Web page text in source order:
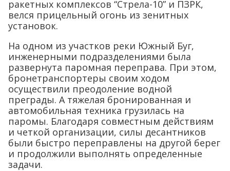
ракетных комплексов “Стрела-10” и ПЗРК,
велся прицельный огонь из зенитных
установок.
На одном из участков реки Южный Буг,
инженерными подразделениями была
развернута паромная переправа. При этом,
бронетранспортеры своим ходом
осуществили преодоление водной
преграды. А тяжелая бронированная и
автомобильная техника грузилась на
паромы. Благодаря совместным действиям
и четкой организации, силы десантников
были быстро переправлены на другой берег
и продолжили выполнять определенные
задачи.